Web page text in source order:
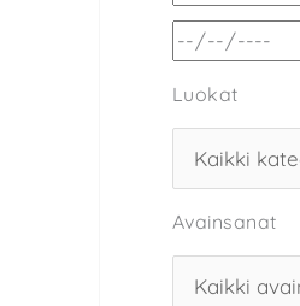
Luokat
Avainsanat